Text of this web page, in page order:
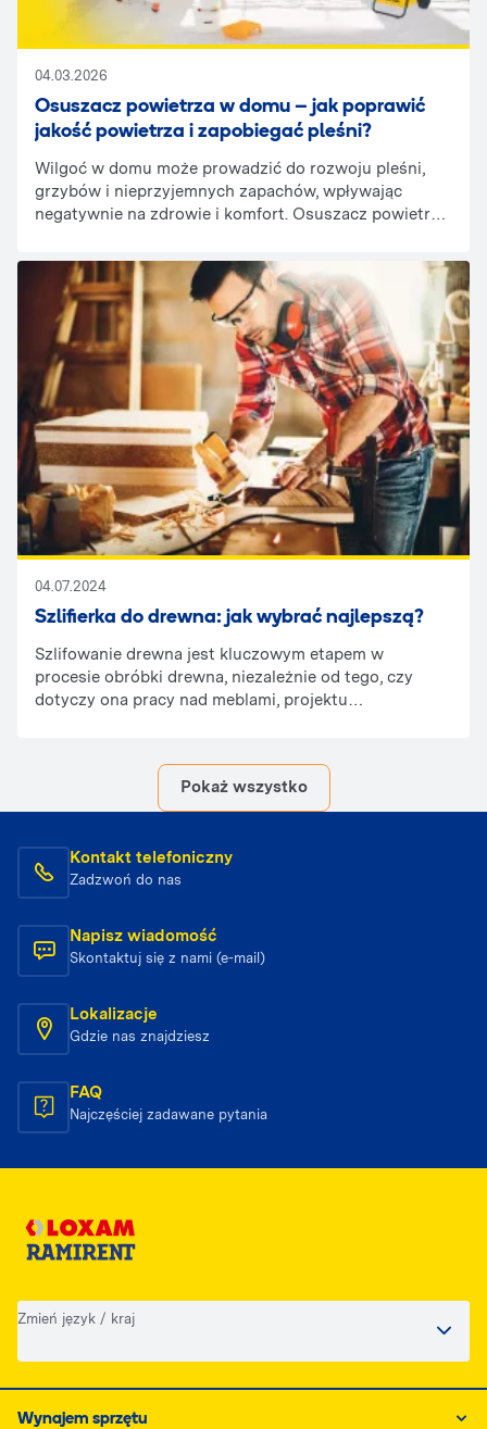
04.03.2026
Osuszacz powietrza w domu – jak poprawić
jakość powietrza i zapobiegać pleśni?
Wilgoć w domu może prowadzić do rozwoju pleśni,
grzybów i nieprzyjemnych zapachów, wpływając
negatywnie na zdrowie i komfort. Osuszacz powietrza
nadmiaru wilgoci. Z tego artykułu dowiesz się, jak
osuszacz powietrza może pomóc w walce z wilgocią
w domu i dlaczego wynajem tego sprzętu może być
korzystnym rozwiązaniem.
04.07.2024
Szlifierka do drewna: jak wybrać najlepszą?
Szlifowanie drewna jest kluczowym etapem w
procesie obróbki drewna, niezależnie od tego, czy
dotyczy ona pracy nad meblami, projektu
odpowiedniej szlifierki do drewna. Na co zwrócić
uwagę, żeby wybrać najlepszą? Sprawdź w naszym
artykule!
Pokaż wszystko
Kontakt telefoniczny
Zadzwoń do nas
Napisz wiadomość
Skontaktuj się z nami (e-mail)
Lokalizacje
Gdzie nas znajdziesz
FAQ
Najczęściej zadawane pytania
Zmień język / kraj
Wynajem sprzętu